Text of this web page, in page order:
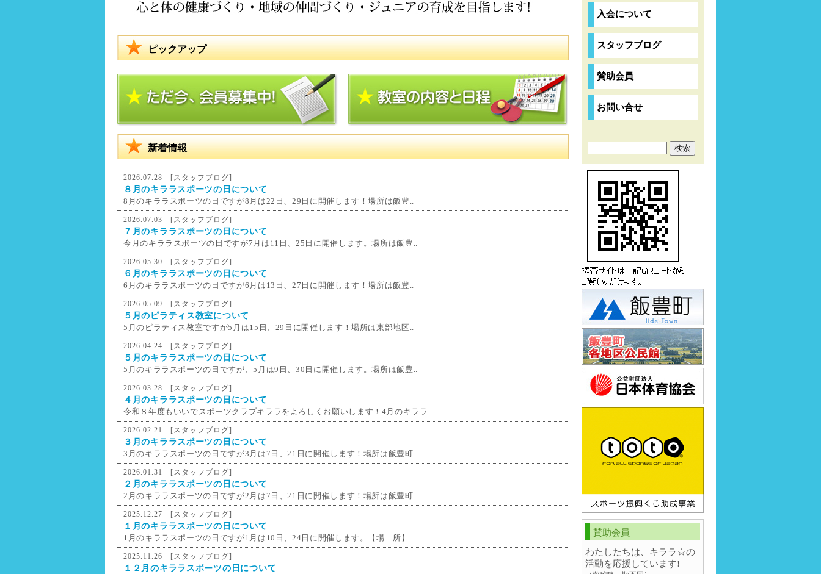
ピックアップ
新着情報
2026.07.28 [スタッフブログ]
８月のキララスポーツの日について
8月のキララスポーツの日ですが8月は22日、29日に開催します！場所は飯豊..
2026.07.03 [スタッフブログ]
７月のキララスポーツの日について
今月のキララスポーツの日ですが7月は11日、25日に開催します。場所は飯豊..
2026.05.30 [スタッフブログ]
６月のキララスポーツの日について
6月のキララスポーツの日ですが6月は13日、27日に開催します！場所は飯豊..
2026.05.09 [スタッフブログ]
５月のピラティス教室について
5月のピラティス教室ですが5月は15日、29日に開催します！場所は東部地区..
2026.04.24 [スタッフブログ]
５月のキララスポーツの日について
5月のキララスポーツの日ですが、5月は9日、30日に開催します。場所は飯豊..
2026.03.28 [スタッフブログ]
４月のキララスポーツの日について
令和８年度もいいでスポーツクラブキララをよろしくお願いします！4月のキララ..
2026.02.21 [スタッフブログ]
３月のキララスポーツの日について
3月のキララスポーツの日ですが3月は7日、21日に開催します！場所は飯豊町..
2026.01.31 [スタッフブログ]
２月のキララスポーツの日について
2月のキララスポーツの日ですが2月は7日、21日に開催します！場所は飯豊町..
2025.12.27 [スタッフブログ]
１月のキララスポーツの日について
1月のキララスポーツの日ですが1月は10日、24日に開催します。【場 所】..
2025.11.26 [スタッフブログ]
１２月のキララスポーツの日について
入会について
スタッフブログ
賛助会員
お問い合せ
賛助会員
わたしたちは、キララ☆の
活動を応援しています!